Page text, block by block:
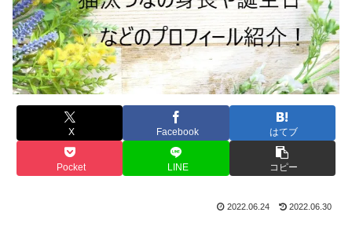
X Facebook はてブ
Pocket LINE コピー
2022.06.24 2022.06.30